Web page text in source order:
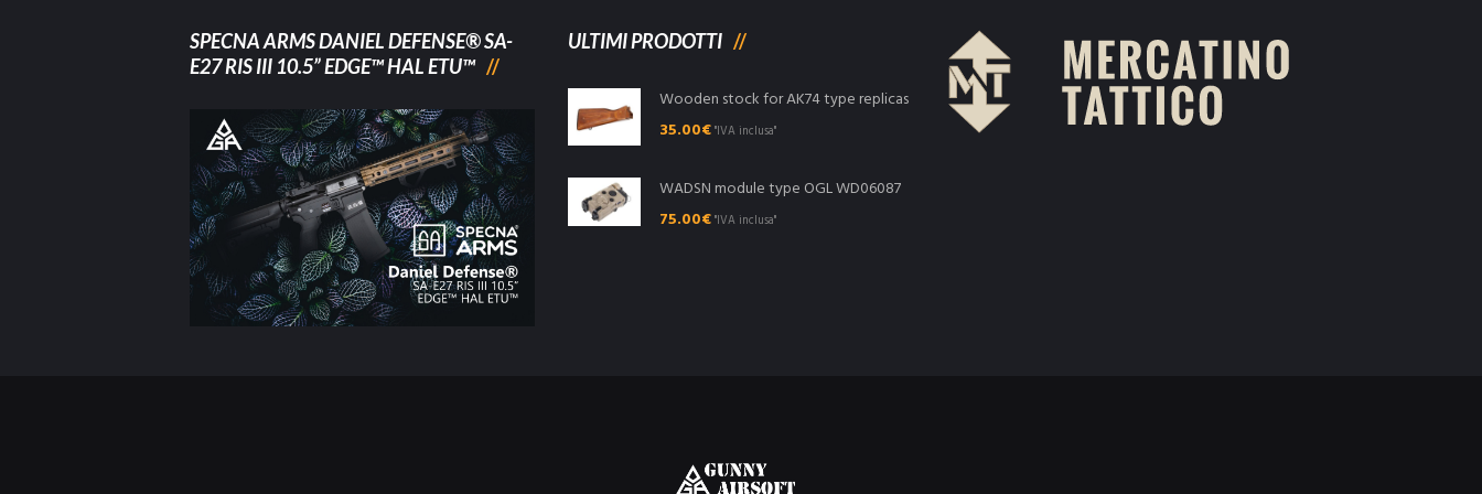
SPECNA ARMS DANIEL DEFENSE® SA-
E27 RIS III 10.5” EDGE™ HAL ETU™
ULTIMI PRODOTTI
Wooden stock for AK74 type replicas
35.00€"IVA inclusa"
WADSN module type OGL WD06087
75.00€"IVA inclusa"